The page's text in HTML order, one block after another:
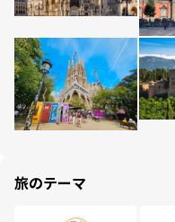
旅のテーマ